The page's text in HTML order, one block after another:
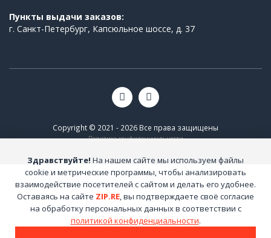
Пункты выдачи заказов:
г. Санкт-Петербург, Капсюльное шоссе, д. 37
Copyright © 2021 - 2026 Все права защищены
Политика конфиденциальности
Здравствуйте! На нашем сайте мы используем файлы
cookie и метрические программы, чтобы анализировать
взаимодействие посетителей с сайтом и делать его удобнее.
Оставаясь на сайте ZIP.RE, вы подтверждаете своё согласие
на обработку персональных данных в соответствии с
политикой конфиденциальности.